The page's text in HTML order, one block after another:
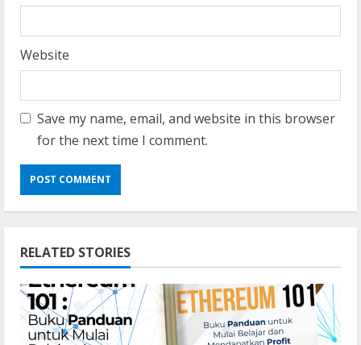
Website
Save my name, email, and website in this browser
for the next time I comment.
RELATED STORIES